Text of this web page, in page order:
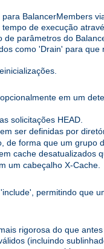
BalancerMembers
de execução
parâmetros do
como 'Drain' para
em um
solicitações HEAD.
ser definidas por
de forma que um
cache desatualizados
um cabeçalho X-Cache.
permitindo que
rigorosa do que
(incluindo